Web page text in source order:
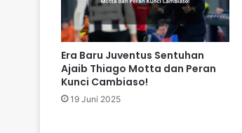
Era Baru Juventus Sentuhan
Ajaib Thiago Motta dan Peran
Kunci Cambiaso!
19 Juni 2025